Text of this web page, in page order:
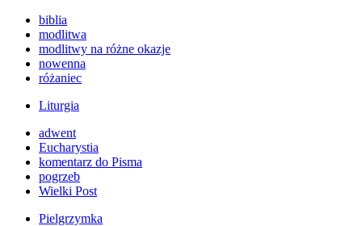
biblia
modlitwa
modlitwy na różne okazje
nowenna
różaniec
Liturgia
adwent
Eucharystia
komentarz do Pisma
pogrzeb
Wielki Post
Pielgrzymka